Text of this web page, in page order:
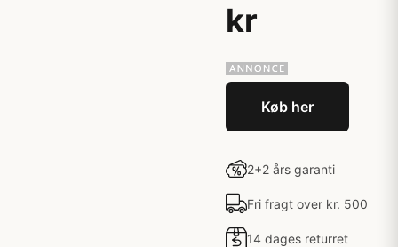
kr
Køb her
2+2 års garanti
Fri fragt over kr. 500
14 dages returret